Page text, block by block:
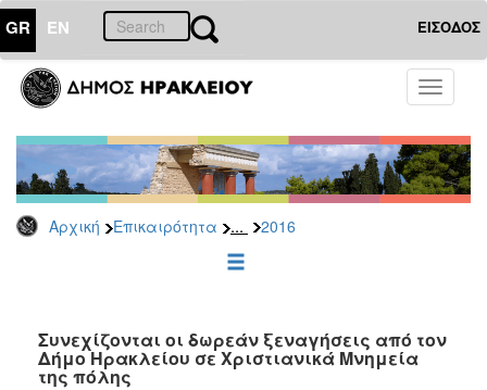
GR EN ΕΙΣΟΔΟΣ
Toggle
Αρχική Επικαιρότητα ... 2016
ΕΠΙΚΑΙΡΟΤΗΤΑ
Τύπου
Αρχείο
2026
2025
2022
2021
Συνεχίζονται οι δωρεάν ξεναγήσεις από τον
Δήμο Ηρακλείου σε Χριστιανικά Μνημεία
της πόλης